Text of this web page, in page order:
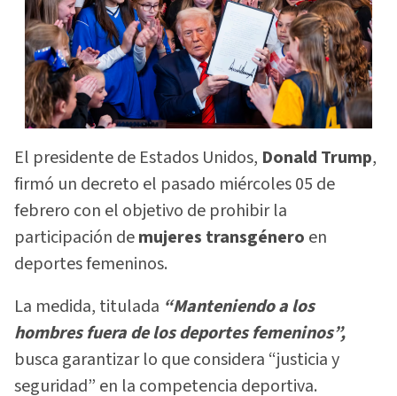
El presidente de Estados Unidos, Donald Trump,
firmó un decreto el pasado miércoles 05 de
febrero con el objetivo de prohibir la
participación demujeres transgénero en
deportes femeninos.
La medida, titulada “Manteniendo a los
hombres fuera de los deportes femeninos”,
busca garantizar lo que considera “justicia y
seguridad” en la competencia deportiva.